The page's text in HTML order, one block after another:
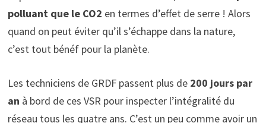
polluant que le CO2 en termes d’effet de serre ! Alors
quand on peut éviter qu’il s’échappe dans la nature,
c’est tout bénéf pour la planète.
Les techniciens de GRDF passent plus de 200 jours par
an à bord de ces VSR pour inspecter l’intégralité du
réseau tous les quatre ans. C’est un peu comme avoir un